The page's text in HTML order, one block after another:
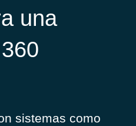
una
sistemas como